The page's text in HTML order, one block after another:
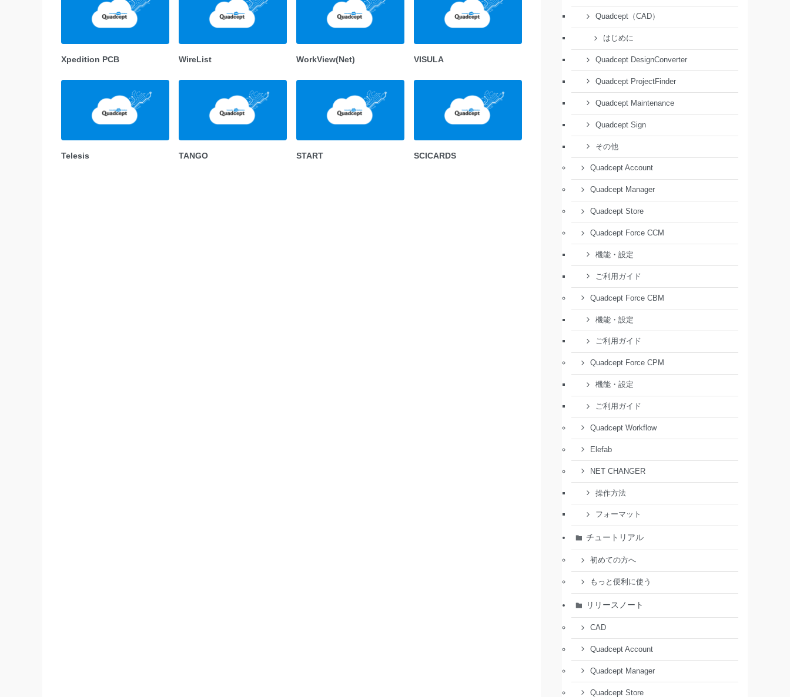
Xpedition PCB WireList WorkView(Net) VISULA
Telesis TANGO START SCICARDS
Quadcept（CAD）
はじめに
Quadcept DesignConverter
Quadcept ProjectFinder
Quadcept Maintenance
Quadcept Sign
その他
Quadcept Account
Quadcept Manager
Quadcept Store
Quadcept Force CCM
機能・設定
ご利用ガイド
Quadcept Force CBM
機能・設定
ご利用ガイド
Quadcept Force CPM
機能・設定
ご利用ガイド
Quadcept Workflow
Elefab
NET CHANGER
操作方法
フォーマット
チュートリアル
初めての方へ
もっと便利に使う
リリースノート
CAD
Quadcept Account
Quadcept Manager
Quadcept Store